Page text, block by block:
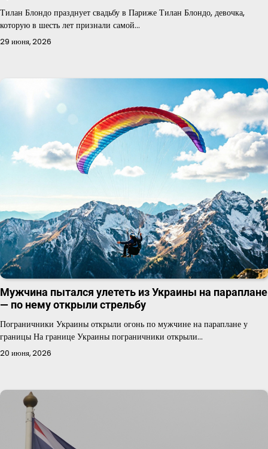
Тилан Блондо празднует свадьбу в Париже Тилан Блондо, девочка,
которую в шесть лет признали самой…
29 июня, 2026
Мужчина пытался улететь из Украины на параплане
— по нему открыли стрельбу
Пограничники Украины открыли огонь по мужчине на параплане у
границы На границе Украины пограничники открыли…
20 июня, 2026